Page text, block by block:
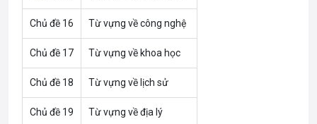
Chủ đề 16 Từ vựng về công nghệ
Chủ đề 17 Từ vựng về khoa học
Chủ đề 18 Từ vựng về lịch sử
Chủ đề 19 Từ vựng về địa lý